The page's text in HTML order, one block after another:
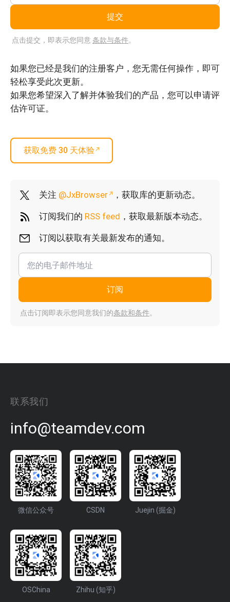
提交
点击提交，即表示您同意 条款与条件。
如果您已经是我们的注册客户，您无需任何操作，即可
轻松享受此次更新。
如果您希望深入了解并体验我们的产品，您可以申请评
估许可证。
获取免费 30 天体验
关注 @JxBrowser
，获取库的更新动态。
订阅我们的 RSS feed ，获取最新版本动态。
订阅以获取有关最新发布的通知。
订阅
点击订阅即表示您同意我们的条款和条件。
联系我们
info@teamdev.com
微信公众号 CSDN Juejin (掘金)
OSChina Zhihu (知乎)